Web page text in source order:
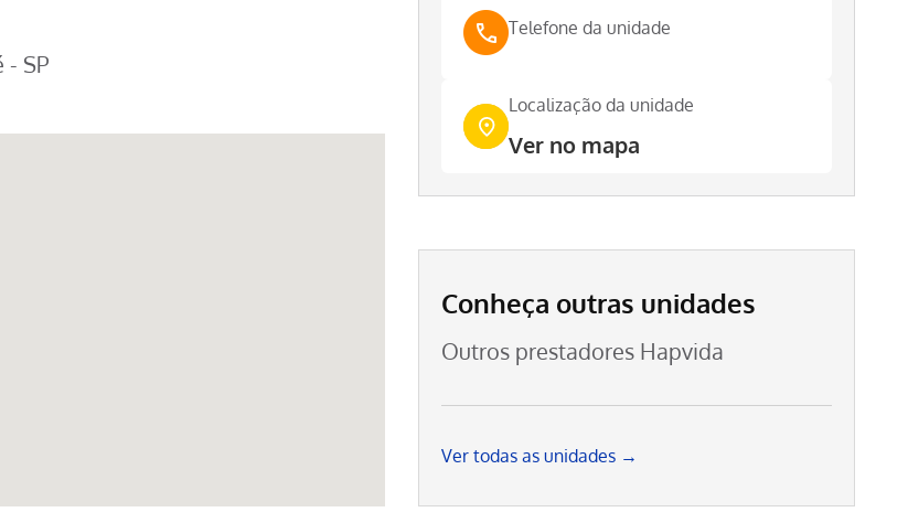
- SP
Telefone da unidade
Localização da unidade
Ver no mapa
Conheça outras unidades
Outros prestadores Hapvida
Ver todas as unidades →